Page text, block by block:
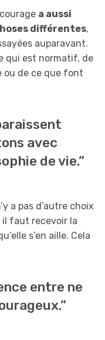
a aussi
différentes,
auparavant.
qui est normatif, de
ou de ce que font
avec
de vie.”
a pas d’autre choix
il faut recevoir la
s’en aille. Cela
entre ne